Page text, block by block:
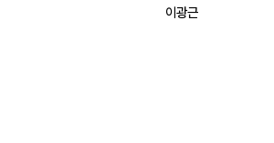
이광근